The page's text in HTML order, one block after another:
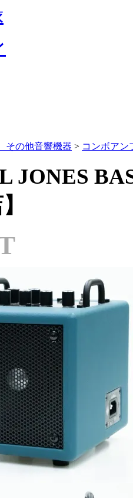
その他音響機器 > コンボアン
JONES